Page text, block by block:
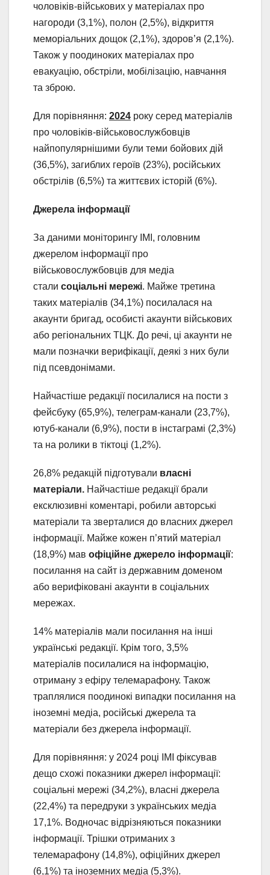
чоловіків-військових у матеріалах про
нагороди (3,1%), полон (2,5%), відкриття
меморіальних дощок (2,1%), здоров’я (2,1%).
Також у поодиноких матеріалах про
евакуацію, обстріли, мобілізацію, навчання
та зброю.
Для порівняння: 2024 року серед матеріалів
про чоловіків-військовослужбовців
найпопулярнішими були теми бойових дій
(36,5%), загиблих героїв (23%), російських
обстрілів (6,5%) та життєвих історій (6%).
Джерела інформації
За даними моніторингу ІМІ, головним
джерелом інформації про
військовослужбовців для медіа
стали соціальні мережі. Майже третина
таких матеріалів (34,1%) посилалася на
акаунти бригад, особисті акаунти військових
або регіональних ТЦК. До речі, ці акаунти не
мали позначки верифікації, деякі з них були
під псевдонімами.
Найчастіше редакції посилалися на пости з
фейсбуку (65,9%), телеграм-канали (23,7%),
ютуб-канали (6,9%), пости в інстаграмі (2,3%)
та на ролики в тіктоці (1,2%).
26,8% редакцій підготували власні
матеріали. Найчастіше редакції брали
ексклюзивні коментарі, робили авторські
матеріали та зверталися до власних джерел
інформації. Майже кожен п’ятий матеріал
(18,9%) мав офіційне джерело інформації:
посилання на сайт із державним доменом
або верифіковані акаунти в соціальних
мережах.
14% матеріалів мали посилання на інші
українські редакції. Крім того, 3,5%
матеріалів посилалися на інформацію,
отриману з ефіру телемарафону. Також
траплялися поодинокі випадки посилання на
іноземні медіа, російські джерела та
матеріали без джерела інформації.
Для порівняння: у 2024 році ІМІ фіксував
дещо схожі показники джерел інформації:
соціальні мережі (34,2%), власні джерела
(22,4%) та передруки з українських медіа
17,1%. Водночас відрізняються показники
інформації. Трішки отриманих з
телемарафону (14,8%), офіційних джерел
(6,1%) та іноземних медіа (5,3%).